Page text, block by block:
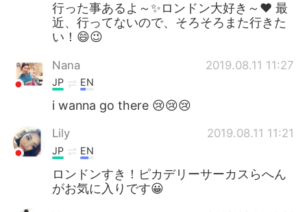
行った事あるよ～✨ロンドン大好き～❤️ 最
近、行ってないので、そろそろまた行きた
い！😄😉
Nana 2019.08.11 11:27
JP EN
i wanna go there 😢😢😢
Lily 2019.08.11 11:21
JP EN
ロンドンすき！ピカデリーサーカスらへん
がお気に入りです😀